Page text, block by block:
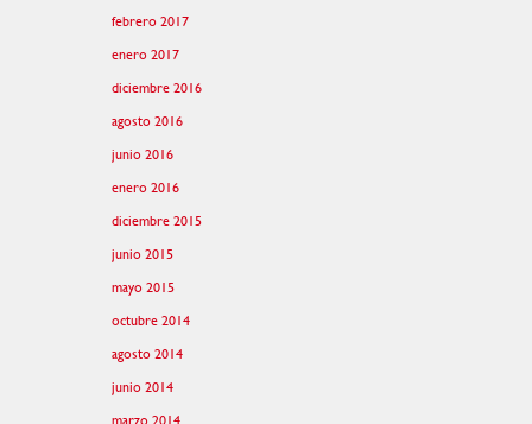
febrero 2017
enero 2017
diciembre 2016
agosto 2016
junio 2016
enero 2016
diciembre 2015
junio 2015
mayo 2015
octubre 2014
agosto 2014
junio 2014
marzo 2014